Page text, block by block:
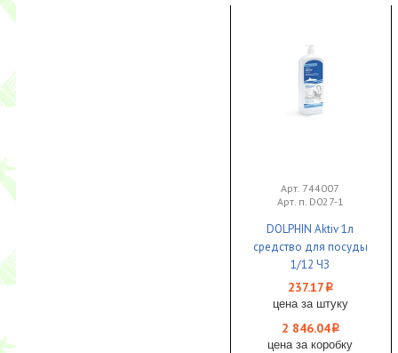
Арт. 744007
Арт. п. D027-1
DOLPHIN Aktiv 1л
средство для посуды
1/12 ЧЗ
237.17 i
цена за штуку
2 846.04i
цена за коробку